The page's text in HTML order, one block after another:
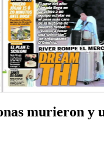
murieron y